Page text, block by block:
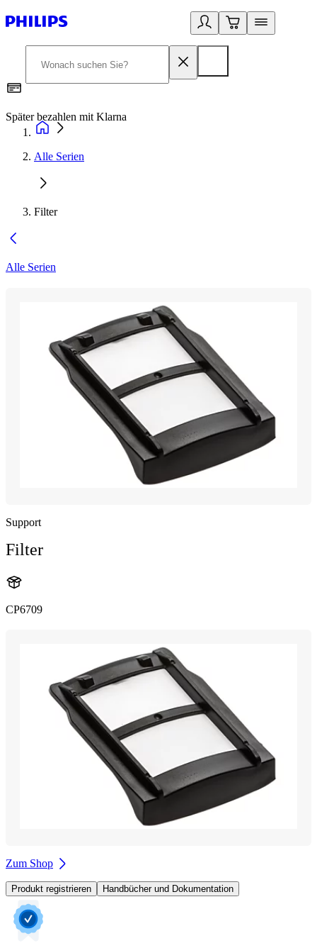
Später bezahlen mit Klarna
Alle Serien
Filter
Alle Serien
Support
Filter
CP6709
Zum Shop
Produkt registrieren Handbücher und Dokumentation